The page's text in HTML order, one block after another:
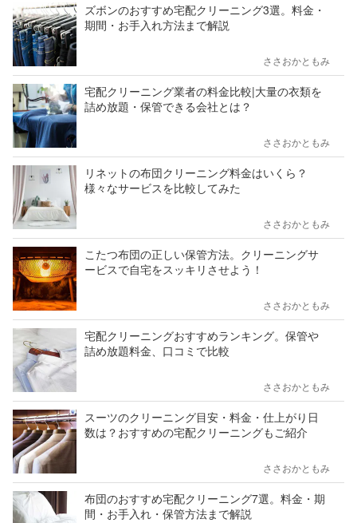
ズボンのおすすめ宅配クリーニング3選。料金・
期間・お手入れ方法まで解説
ささおかともみ
宅配クリーニング業者の料金比較|大量の衣類を
詰め放題・保管できる会社とは？
ささおかともみ
リネットの布団クリーニング料金はいくら？
様々なサービスを比較してみた
ささおかともみ
こたつ布団の正しい保管方法。クリーニングサ
ービスで自宅をスッキリさせよう！
ささおかともみ
宅配クリーニングおすすめランキング。保管や
詰め放題料金、口コミで比較
ささおかともみ
スーツのクリーニング目安・料金・仕上がり日
数は？おすすめの宅配クリーニングもご紹介
ささおかともみ
布団のおすすめ宅配クリーニング7選。料金・期
間・お手入れ・保管方法まで解説